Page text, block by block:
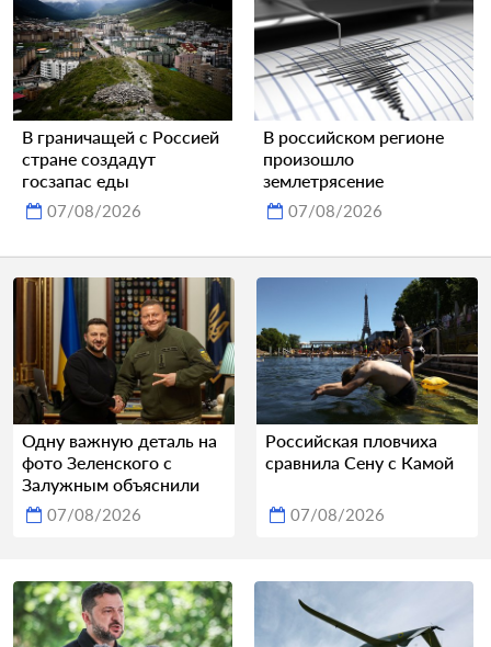
В граничащей с Россией
стране создадут
госзапас еды
07/08/2026
В российском регионе
произошло
землетрясение
07/08/2026
Одну важную деталь на
фото Зеленского с
Залужным объяснили
07/08/2026
Российская пловчиха
сравнила Сену с Камой
07/08/2026